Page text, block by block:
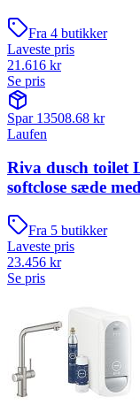
Fra 4 butikker
Laveste pris
21.616 kr
Se pris
Spar 13508.68 kr
Laufen
Riva dusch toilet
softclose sæde
Fra 5 butikker
Laveste pris
23.456 kr
Se pris